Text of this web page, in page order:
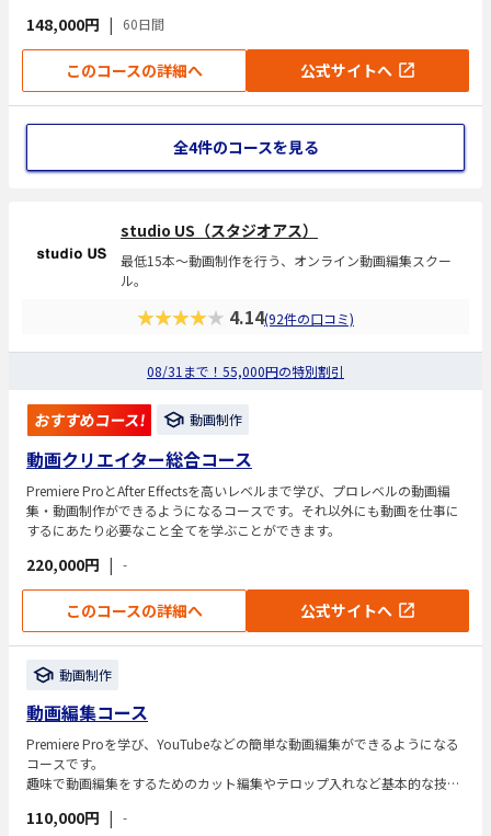
148,000円 | 60日間
このコースの詳細へ 公式サイトへ
全4件のコースを見る
studio US（スタジオアス）
最低15本〜動画制作を行う、オンライン動画編集スクー
ル。
★★★★★ 4.14(92件の口コミ)
08/31まで！55,000円の特別割引
おすすめコース! 動画制作
動画クリエイター総合コース
Premiere ProとAfter Effectsを高いレベルまで学び、プロレベルの動画編
集・動画制作ができるようになるコースです。それ以外にも動画を仕事に
するにあたり必要なこと全てを学ぶことができます。
220,000円 | -
このコースの詳細へ 公式サイトへ
動画制作
動画編集コース
Premiere Proを学び、YouTubeなどの簡単な動画編集ができるようになる
コースです。
趣味で動画編集をするためのカット編集やテロップ入れなど基本的な技術
110,000円 | -